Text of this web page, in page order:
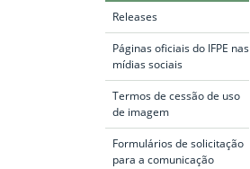
Releases
Páginas oficiais do IFPE nas
mídias sociais
Termos de cessão de uso
de imagem
Formulários de solicitação
para a comunicação